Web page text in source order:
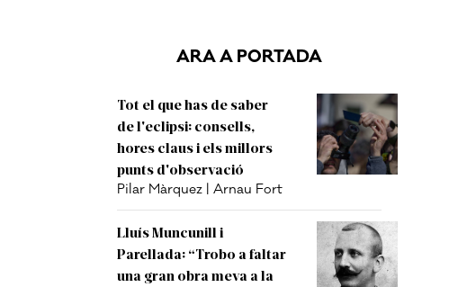
ARA A PORTADA
Tot el que has de saber
de l'eclipsi: consells,
hores claus i els millors
punts d'observació
Pilar Màrquez | Arnau Fort
Lluís Muncunill i
Parellada: “Trobo a faltar
una gran obra meva a la